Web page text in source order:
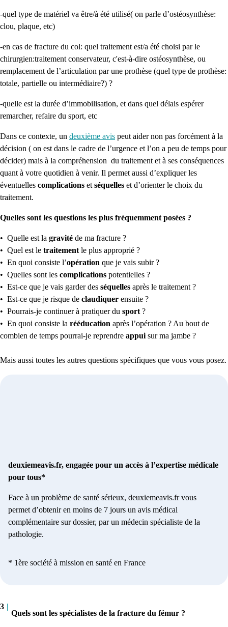
-quel type de matériel va être/à été utilisé( on parle d’ostéosynthèse:
clou, plaque, etc)
-en cas de fracture du col: quel traitement est/a été choisi par le
chirurgien:traitement conservateur, c'est-à-dire ostéosynthèse, ou
remplacement de l’articulation par une prothèse (quel type de prothèse:
totale, partielle ou intermédiaire?) ?
-quelle est la durée d’immobilisation, et dans quel délais espérer
remarcher, refaire du sport, etc
Dans ce contexte, un deuxième avis peut aider non pas forcément à la
décision ( on est dans le cadre de l’urgence et l’on a peu de temps pour
décider) mais à la compréhension du traitement et à ses conséquences
quant à votre quotidien à venir. Il permet aussi d’expliquer les
éventuelles complications et séquelles et d’orienter le choix du
traitement.
Quelles sont les questions les plus fréquemment posées ?
• Quelle est la gravité de ma fracture ?
• Quel est le traitement le plus approprié ?
• En quoi consiste l’opération que je vais subir ?
• Quelles sont les complications potentielles ?
• Est-ce que je vais garder des séquelles après le traitement ?
• Est-ce que je risque de claudiquer ensuite ?
• Pourrais-je continuer à pratiquer du sport ?
• En quoi consiste la rééducation après l’opération ? Au bout de
combien de temps pourrai-je reprendre appui sur ma jambe ?
Mais aussi toutes les autres questions spécifiques que vous vous posez.
deuxiemeavis.fr, engagée pour un accès à l’expertise médicale
pour tous*
Face à un problème de santé sérieux, deuxiemeavis.fr vous
permet d’obtenir en moins de 7 jours un avis médical
complémentaire sur dossier, par un médecin spécialiste de la
pathologie.
* 1ère société à mission en santé en France
3 |
Quels sont les spécialistes de la fracture du fémur ?